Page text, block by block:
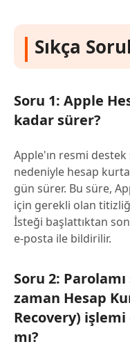
Sıkça
Soru 1: Apple
kadar sürer?
Apple'ın resmi
nedeniyle hesap
gün sürer. Bu süre,
için gerekli olan
İsteği başlattıktan
e-posta ile bildirilir.
Soru 2: Parolamı
zaman Hesap
Recovery)
mı?